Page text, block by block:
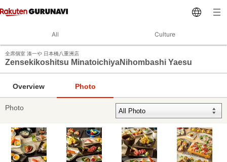
All Culture
全席個室 湊一や 日本橋八重洲店
Zensekikoshitsu MinatoichiyaNihombashi Yaesu
Overview Photo
Photo